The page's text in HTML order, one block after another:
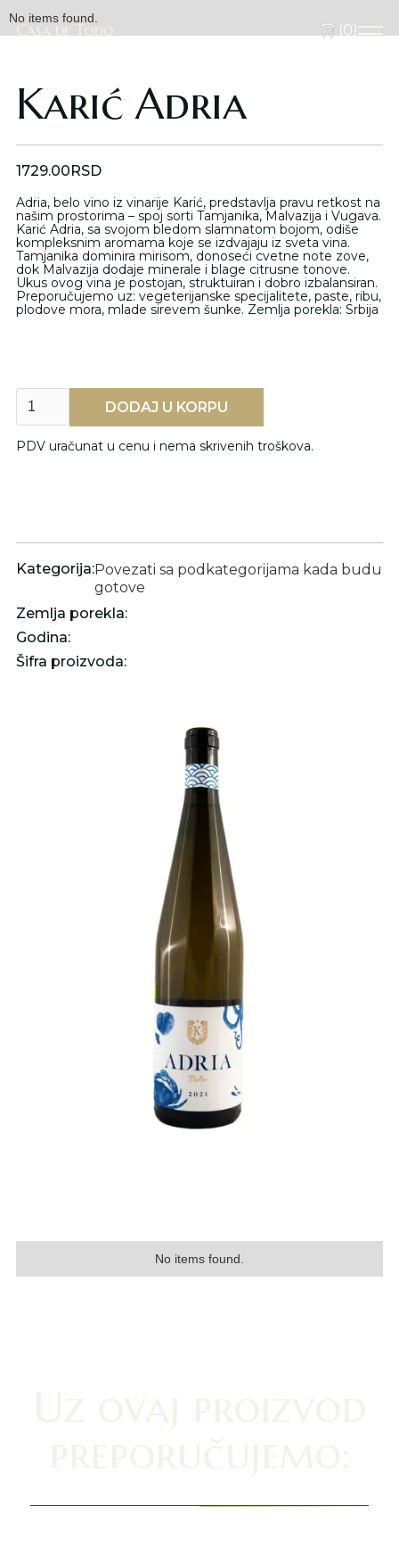
Casa de Todo (0)
Casa de Todo
No items found.
No items found.
Karić Adria
1729.00RSD
Adria, belo vino iz vinarije Karić, predstavlja pravu retkost na
našim prostorima – spoj sorti Tamjanika, Malvazija i Vugava.
Karić Adria, sa svojom bledom slamnatom bojom, odiše
kompleksnim aromama koje se izdvajaju iz sveta vina.
Tamjanika dominira mirisom, donoseći cvetne note zove,
dok Malvazija dodaje minerale i blage citrusne tonove.
Ukus ovog vina je postojan, struktuiran i dobro izbalansiran.
Preporučujemo uz: vegeterijanske specijalitete, paste, ribu,
plodove mora, mlade sirevem šunke. Zemlja porekla: Srbija
PDV uračunat u cenu i nema skrivenih troškova.
Kategorija:Povezati sa podkategorijama kada budu
gotove
Zemlja porekla:
Godina:
Šifra proizvoda: